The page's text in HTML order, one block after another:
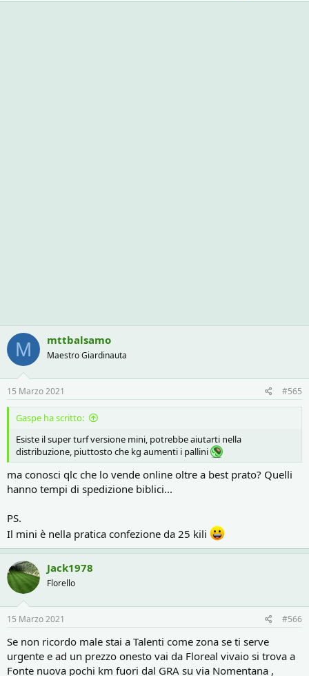
M mttbalsamo
Maestro Giardinauta
15 Marzo 2021 #565
Gaspe ha scritto:
Esiste il super turf versione mini, potrebbe aiutarti nella
distribuzione, piuttosto che kg aumenti i pallini
ma conosci qlc che lo vende online oltre a best prato? Quelli
hanno tempi di spedizione biblici...
PS.
Il mini è nella pratica confezione da 25 kili
Jack1978
Florello
15 Marzo 2021 #566
Se non ricordo male stai a Talenti come zona se ti serve
urgente e ad un prezzo onesto vai da Floreal vivaio si trova a
Fonte nuova pochi km fuori dal GRA su via Nomentana ,